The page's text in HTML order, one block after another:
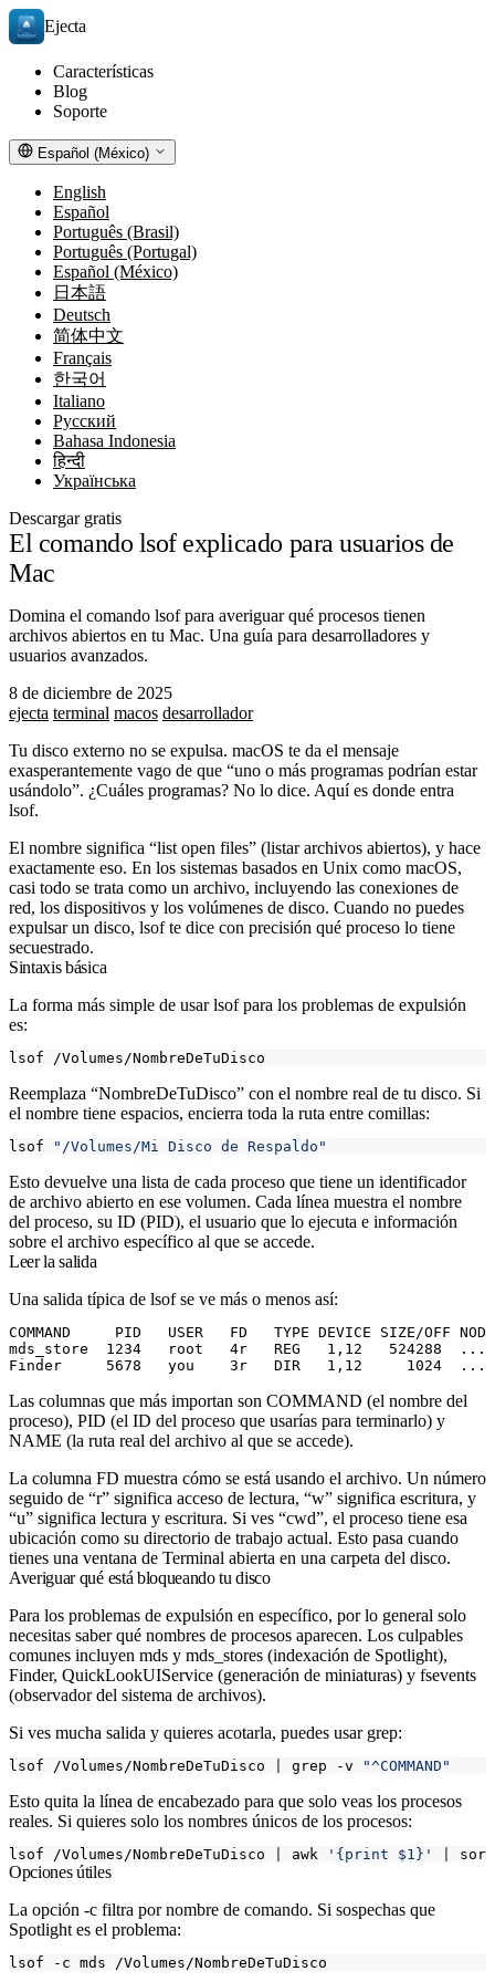
Ejecta
Características
Blog
Soporte
Español (México)
English
Español
Português (Brasil)
Português (Portugal)
Español (México)
日本語
Deutsch
简体中文
Français
한국어
Italiano
Русский
Bahasa Indonesia
हिन्दी
Українська
Descargar gratis
El comando lsof explicado para usuarios de
Mac
Domina el comando lsof para averiguar qué procesos tienen
archivos abiertos en tu Mac. Una guía para desarrolladores y
usuarios avanzados.
8 de diciembre de 2025
ejecta terminal macos desarrollador
Tu disco externo no se expulsa. macOS te da el mensaje
exasperantemente vago de que “uno o más programas podrían estar
usándolo”. ¿Cuáles programas? No lo dice. Aquí es donde entra
lsof.
El nombre significa “list open files” (listar archivos abiertos), y hace
exactamente eso. En los sistemas basados en Unix como macOS,
casi todo se trata como un archivo, incluyendo las conexiones de
red, los dispositivos y los volúmenes de disco. Cuando no puedes
expulsar un disco, lsofte dice con precisión qué proceso lo tiene
secuestrado.
Sintaxis básica
La forma más simple de usar lsof para los problemas de expulsión
es:
Reemplaza “NombreDeTuDisco” con el nombre real de tu disco. Si
el nombre tiene espacios, encierra toda la ruta entre comillas:
lsof "/Volumes/Mi Disco de Respaldo"
Esto devuelve una lista de cada proceso que tiene un identificador
de archivo abierto en ese volumen. Cada línea muestra el nombre
del proceso, su ID (PID), el usuario que lo ejecuta e información
sobre el archivo específico al que se accede.
Leer la salida
Una salida típica de lsof se ve más o menos así:
COMMAND     PID   USER   FD   TYPE DEVICE SIZE/OFF NODE
mds_store  1234   root   4r   REG   1,12   524288  ...
Las columnas que más importan son COMMAND (el nombre del
proceso), PID (el ID del proceso que usarías para terminarlo) y
NAME (la ruta real del archivo al que se accede).
La columna FD muestra cómo se está usando el archivo. Un número
seguido de “r” significa acceso de lectura, “w” significa escritura, y
“u” significa lectura y escritura. Si ves “cwd”, el proceso tiene esa
ubicación como su directorio de trabajo actual. Esto pasa cuando
tienes una ventana de Terminal abierta en una carpeta del disco.
Averiguar qué está bloqueando tu disco
Para los problemas de expulsión en específico, por lo general solo
necesitas saber qué nombres de procesos aparecen. Los culpables
comunes incluyen mds y mds_stores (indexación de Spotlight),
Finder, QuickLookUIService (generación de miniaturas) y fsevents
(observador del sistema de archivos).
Si ves mucha salida y quieres acotarla, puedes usar grep:
lsof /Volumes/NombreDeTuDisco grep -v "^COMMAND"
Esto quita la línea de encabezado para que solo veas los procesos
reales. Si quieres solo los nombres únicos de los procesos:
lsof /Volumes/NombreDeTuDisco awk '{print $1}'
Opciones útiles
La opción -c filtra por nombre de comando. Si sospechas que
Spotlight es el problema: